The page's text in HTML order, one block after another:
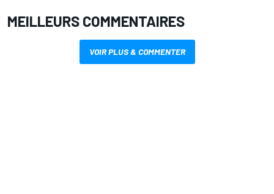
MEILLEURS COMMENTAIRES
VOIR PLUS & COMMENTER